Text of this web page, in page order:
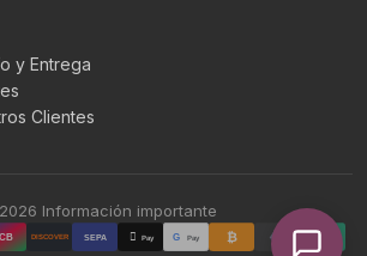
y Entrega
Clientes
Información importante
DISCOVER SEPA  Pay G Pay ₿ ₮